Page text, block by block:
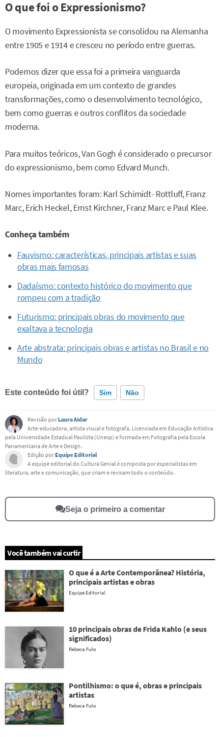
O que foi o Expressionismo?
O movimento Expressionista se consolidou na Alemanha
entre 1905 e 1914 e cresceu no período entre guerras.
Podemos dizer que essa foi a primeira vanguarda
europeia, originada em um contexto de grandes
transformações, como o desenvolvimento tecnológico,
bem como guerras e outros conflitos da sociedade
moderna.
Para muitos teóricos, Van Gogh é considerado o precursor
do expressionismo, bem como Edvard Munch.
Nomes importantes foram: Karl Schimidt- Rottluff, Franz
Marc, Erich Heckel, Ernst Kirchner, Franz Marc e Paul Klee.
Conheça também
Fauvismo: características, principais artistas e suas
obras mais famosas
Dadaísmo: contexto histórico do movimento que
rompeu com a tradição
Futurismo: principais obras do movimento que
exaltava a tecnologia
Arte abstrata: principais obras e artistas no Brasil e no
Mundo
Este conteúdo foi útil? Sim Não
Este conteúdo contém informação incorreta
Este conteúdo não tem a informação que procuro
Outro
Revisão por Laura Aidar
Arte-educadora, artista visual e fotógrafa. Licenciada em Educação Artística
pela Universidade Estadual Paulista (Unesp) e formada em Fotografia pela Escola
Panamericana de Arte e Design.
Edição por Equipe Editorial
A equipe editorial do Cultura Genial é composta por especialistas em
literatura, arte e comunicação, que criam e revisam todo o conteúdo.
Seja o primeiro a comentar
Você também vai curtir
O que é a Arte Contemporânea? História,
principais artistas e obras
Equipe Editorial
10 principais obras de Frida Kahlo (e seus
significados)
Rebeca Fuks
Pontilhismo: o que é, obras e principais
artistas
Rebeca Fuks